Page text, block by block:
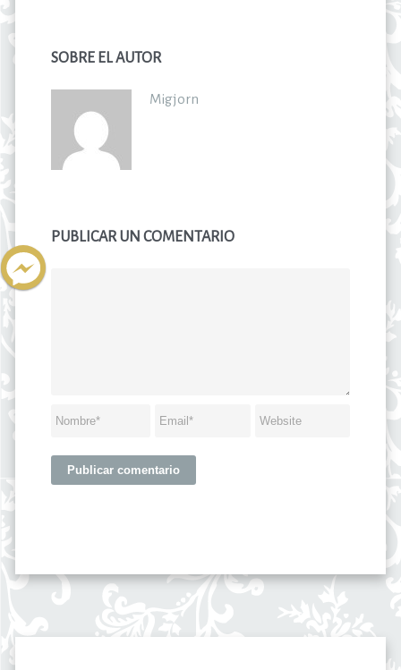
SOBRE EL AUTOR
Migjorn
PUBLICAR UN COMENTARIO